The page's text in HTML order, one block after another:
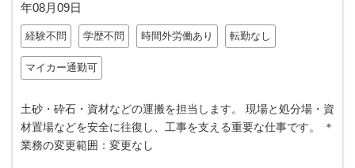
年08月09日
経験不問 学歴不問 時間外労働あり 転勤なし
マイカー通勤可
土砂・砕石・資材などの運搬を担当します。 現場と処分場・資
材置場などを安全に往復し、工事を支える重要な仕事です。 ＊
業務の変更範囲：変更なし